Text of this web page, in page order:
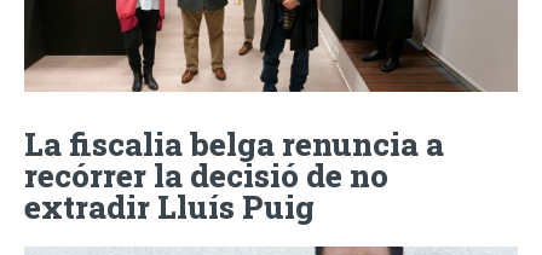
La fiscalia belga renuncia a
recórrer la decisió de no
extradir Lluís Puig